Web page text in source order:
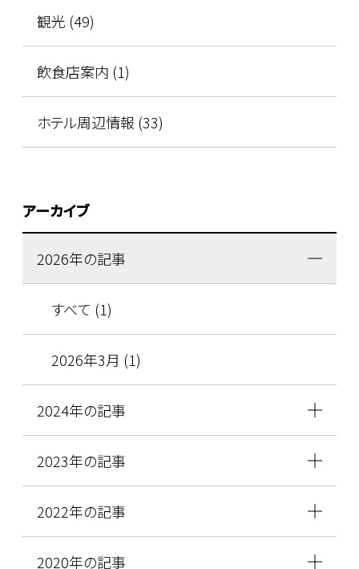
観光 (49)
飲食店案内 (1)
ホテル周辺情報 (33)
アーカイブ
2026年の記事
すべて (1)
2026年3月 (1)
2024年の記事
2023年の記事
2022年の記事
2020年の記事